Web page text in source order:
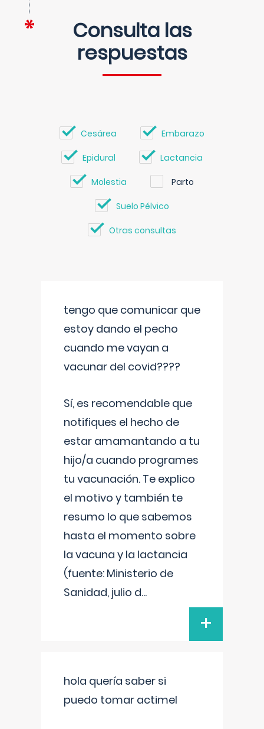
Consulta las
respuestas
Cesárea Embarazo
Epidural Lactancia
Molestia Parto
Suelo Pélvico
Otras consultas
tengo que comunicar que
estoy dando el pecho
cuando me vayan a
vacunar del covid????
Sí, es recomendable que
notifiques el hecho de
estar amamantando a tu
hijo/a cuando programes
tu vacunación. Te explico
el motivo y también te
resumo lo que sabemos
hasta el momento sobre
la vacuna y la lactancia
(fuente: Ministerio de
Sanidad, julio d...
+
hola quería saber si
puedo tomar actimel